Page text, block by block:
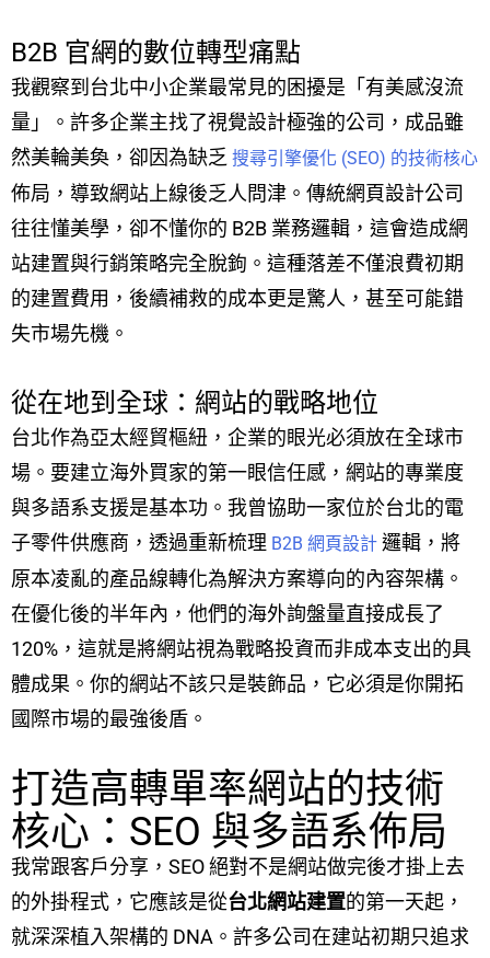
B2B 官網的數位轉型痛點
我觀察到台北中小企業最常見的困擾是「有美感沒流
量」。許多企業主找了視覺設計極強的公司，成品雖
然美輪美奐，卻因為缺乏 搜尋引擎優化 (SEO) 的技術核心
佈局，導致網站上線後乏人問津。傳統網頁設計公司
往往懂美學，卻不懂你的 B2B 業務邏輯，這會造成網
站建置與行銷策略完全脫鉤。這種落差不僅浪費初期
的建置費用，後續補救的成本更是驚人，甚至可能錯
失市場先機。
從在地到全球：網站的戰略地位
台北作為亞太經貿樞紐，企業的眼光必須放在全球市
場。要建立海外買家的第一眼信任感，網站的專業度
與多語系支援是基本功。我曾協助一家位於台北的電
子零件供應商，透過重新梳理 B2B 網頁設計 邏輯，將
原本凌亂的產品線轉化為解決方案導向的內容架構。
在優化後的半年內，他們的海外詢盤量直接成長了
120%，這就是將網站視為戰略投資而非成本支出的具
體成果。你的網站不該只是裝飾品，它必須是你開拓
國際市場的最強後盾。
打造高轉單率網站的技術
核心：SEO 與多語系佈局
我常跟客戶分享，SEO 絕對不是網站做完後才掛上去
的外掛程式，它應該是從台北網站建置的第一天起，
就深深植入架構的 DNA。許多公司在建站初期只追求